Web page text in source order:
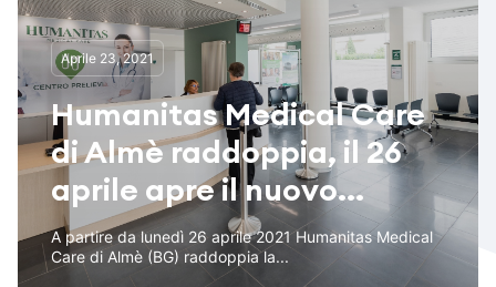
Aprile 23, 2021
Humanitas Medical Care
di Almè raddoppia, il 26
aprile apre il nuovo...
A partire da lunedì 26 aprile 2021 Humanitas Medical
Care di Almè (BG) raddoppia la...